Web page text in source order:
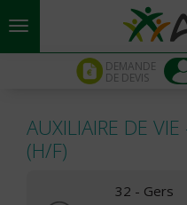
Aller au contenu principal
DEMANDE
DE DEVIS
AUXILIAIRE DE VIE - SECTEUR MIÉLAN
(H/F)
32 - Gers
Panneau de gestion des cookies